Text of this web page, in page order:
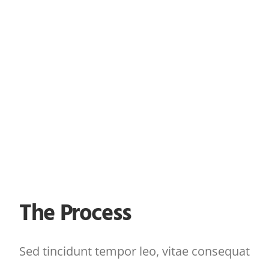
The Process
Sed tincidunt tempor leo, vitae consequat